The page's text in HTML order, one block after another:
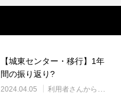
【城東センター・移行】1年
間の振り返り?
2024.04.05 利用者さんから